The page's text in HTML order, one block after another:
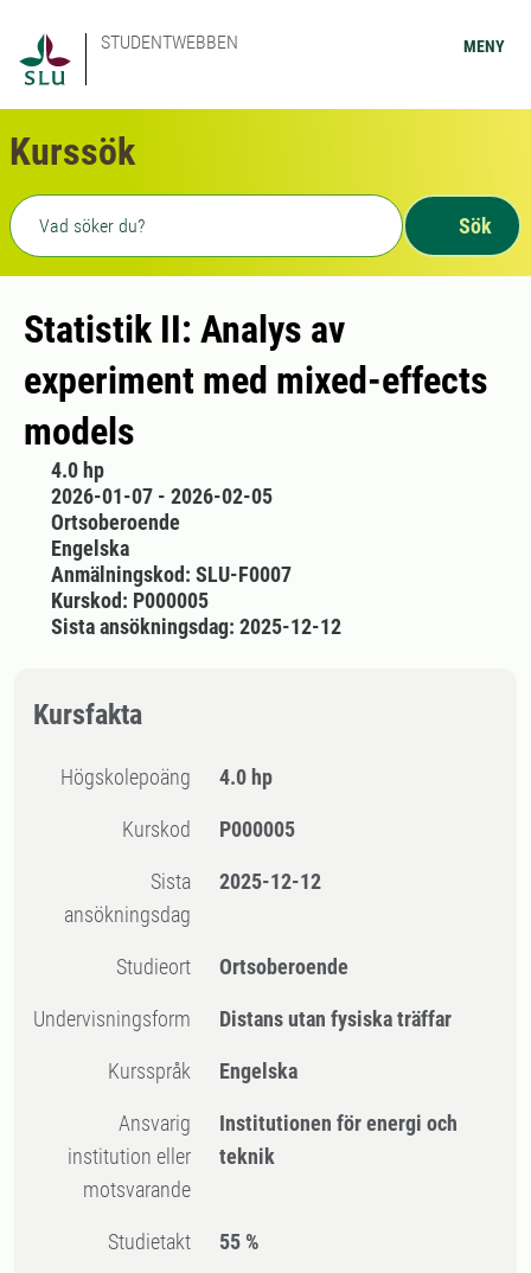
STUDENTWEBBEN MENY
Kurssök
Fritext sökning
Sök
Statistik II: Analys av
experiment med mixed-effects
models
4.0 hp
2026-01-07 - 2026-02-05
Ortsoberoende
Engelska
Anmälningskod: SLU-F0007
Kurskod: P000005
Sista ansökningsdag: 2025-12-12
Kursfakta
högskolepoäng 4.0 hp
Kurskod P000005
Sista
ansökningsdag
2025-12-12
Studieort Ortsoberoende
Undervisningsform Distans utan fysiska träffar
Kursspråk Engelska
Ansvarig
institution eller
motsvarande
Institutionen för energi och
teknik
Studietakt 55 %